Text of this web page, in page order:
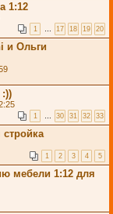
1:12
1 … 17 18 19 20
и Ольги
1 … 30 31 32 33
1 2 3 4 5
мебели 1:12 для